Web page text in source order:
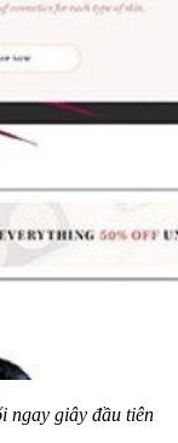
ngay giây đầu tiên